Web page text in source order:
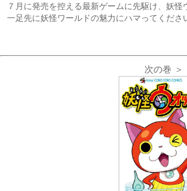
７月に発売を控える最新ゲームに先駆け、妖怪
一足先に妖怪ワールドの魅力にハマってくださ
次の巻 ＞